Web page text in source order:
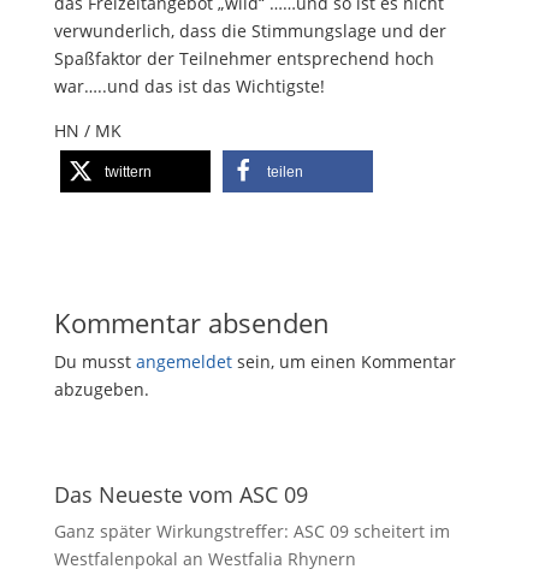
verwunderlich, dass die Stimmungslage und der
Spaßfaktor der Teilnehmer entsprechend hoch
war…..und das ist das Wichtigste!
HN / MK
twittern teilen
Kommentar absenden
Du musst angemeldetsein, um einen Kommentar
abzugeben.
Das Neueste vom ASC 09
Ganz später Wirkungstreffer: ASC 09 scheitert im
Westfalenpokal an Westfalia Rhynern